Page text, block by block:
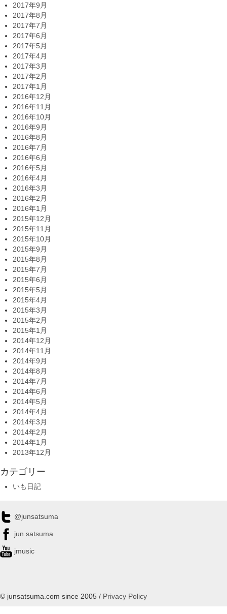
2017年9月
2017年8月
2017年7月
2017年6月
2017年5月
2017年4月
2017年3月
2017年2月
2017年1月
2016年12月
2016年11月
2016年10月
2016年9月
2016年8月
2016年7月
2016年6月
2016年5月
2016年4月
2016年3月
2016年2月
2016年1月
2015年12月
2015年11月
2015年10月
2015年9月
2015年8月
2015年7月
2015年6月
2015年5月
2015年4月
2015年3月
2015年2月
2015年1月
2014年12月
2014年11月
2014年9月
2014年8月
2014年7月
2014年6月
2014年5月
2014年4月
2014年3月
2014年2月
2014年1月
2013年12月
カテゴリー
いも日記
@junsatsuma
jun.satsuma
jmusic
© junsatsuma.com since 2005 / Privacy Policy